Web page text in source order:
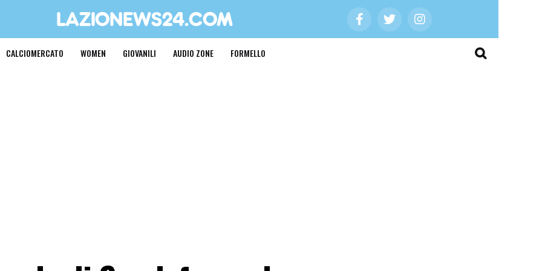
CALCIOMERCATO WOMEN GIOVANILI AUDIO ZONE FORMELLO